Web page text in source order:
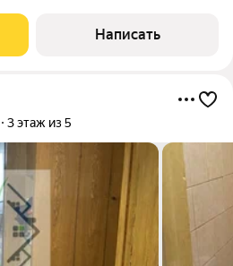
для себя или под сдачу
Написать
3 этаж из 5